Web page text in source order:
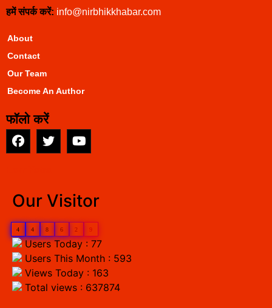
हमें संपर्क करें: info@nirbhikkhabar.com
About
Contact
Our Team
Become An Author
फॉलो करें
Our Visitor
4 4 8 6 2 9
Users Today : 77
Users This Month : 593
Views Today : 163
Total views : 637874